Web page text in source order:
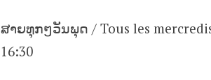
ສາຍທຸກໆວັນພຸດ / Tous les
16:30